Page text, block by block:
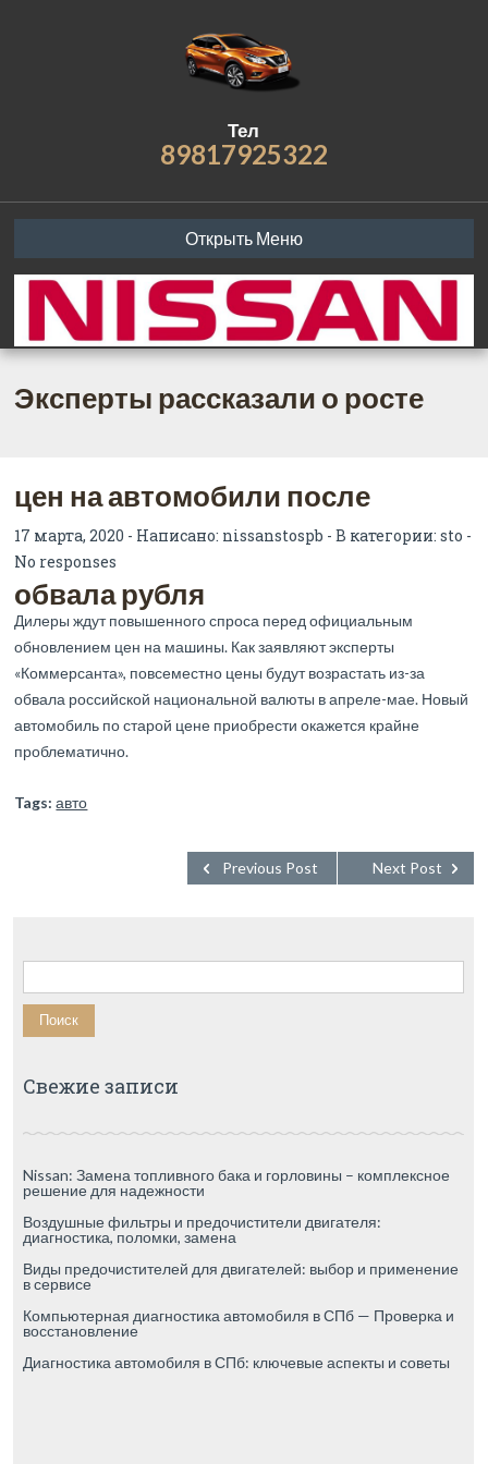
Тел
89817925322
Открыть Меню
Эксперты рассказали о росте
цен на автомобили после
обвала рубля
17 марта, 2020 - Написано: nissanstospb - В категории:sto -
No responses
Дилеры ждут повышенного спроса перед официальным
обновлением цен на машины. Как заявляют эксперты
«Коммерсанта», повсеместно цены будут возрастать из-за
обвала российской национальной валюты в апреле-мае. Новый
автомобиль по старой цене приобрести окажется крайне
проблематично.
Tags: авто
Next Post
Previous Post
Найти:
Свежие записи
Nissan: Замена топливного бака и горловины – комплексное
решение для надежности
Воздушные фильтры и предочистители двигателя:
диагностика, поломки, замена
Виды предочистителей для двигателей: выбор и применение
в сервисе
Компьютерная диагностика автомобиля в СПб — Проверка и
восстановление
Диагностика автомобиля в СПб: ключевые аспекты и советы